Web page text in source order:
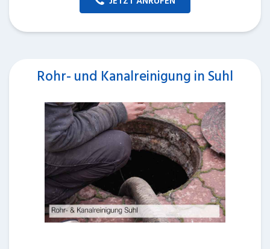
Rohr- und Kanalreinigung in Suhl